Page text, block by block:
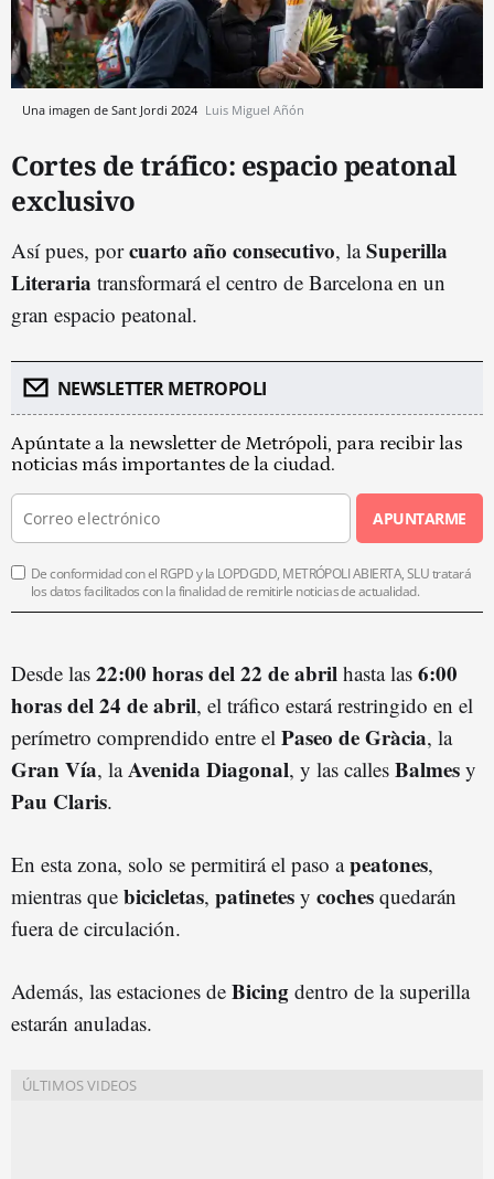
Una imagen de Sant Jordi 2024 Luis Miguel Añón
Cortes de tráfico: espacio peatonal
exclusivo
Así pues, porcuarto año consecutivo, laSuperilla
Literaria transformará el centro de Barcelona en un
gran espacio peatonal.
NEWSLETTER METROPOLI
Apúntate a la newsletter de Metrópoli, para recibir las
noticias más importantes de la ciudad.
APUNTARME
De conformidad con el RGPD y la LOPDGDD, METRÓPOLI ABIERTA, SLU tratará
los datos facilitados con la finalidad de remitirle noticias de actualidad.
Desde las 22:00 horas del 22 de abril hasta las 6:00
horas del 24 de abril, el tráfico estará restringido en el
perímetro comprendido entre el Paseo de Gràcia, la
Gran Vía, laAvenida Diagonal, y las calles Balmes y
Pau Claris.
En esta zona, solo se permitirá el paso apeatones,
mientras que bicicletas, patinetes y coches quedarán
fuera de circulación.
Además, las estaciones de Bicing dentro de la superilla
estarán anuladas.